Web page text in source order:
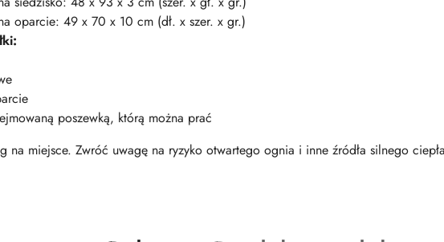
oparcie: 49 x 70 x 10 cm (dł. x szer. x gr.)
poszewką, którą można prać
na miejsce. Zwróć uwagę na ryzyko otwartego ognia i inne źródła silnego